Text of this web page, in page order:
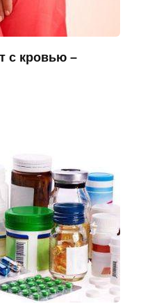
с кровью –